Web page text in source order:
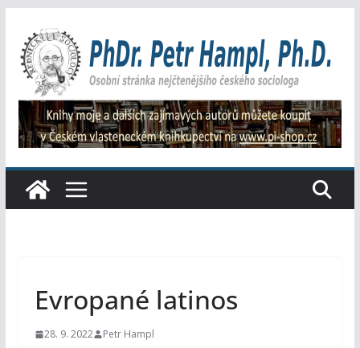
obsah
Evropané latinos
28. 9. 2022 Petr Hampl